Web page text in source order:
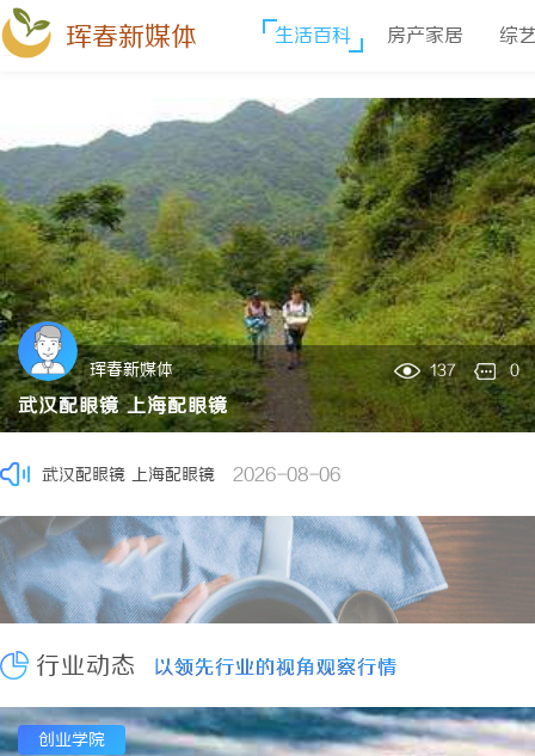
珲春新媒体 生活百科 房产家居 综
珲春新媒体 137 0
武汉配眼镜 上海配眼镜
深入解析The Row品牌：奢华时尚的典范与设计哲学
2026-
武汉配眼镜 上海配眼镜
2026-08-07
探索The Row：奢华极简主义时尚品牌的崛起与魅力解析
星星影院：打造城市文化娱乐新地标的璀璨明珠
2026-08-07
揭秘免费看电影的多种途径及注意事项详解
2026-08-07
轨道影院：开启未来观影体验的新纪元
2026-08-07
长寿实木门：打造温馨家居环境的理想之选
2026-08-07
武汉配眼镜 上海配眼镜
2026-08-06
探秘在线影院的崛起与未来发展趋势分析
2026-08-07
深入解析The Row品牌：奢华时尚的典范与设计哲学
武汉配眼镜 上海配眼镜
2026-08-07
行业动态 以领先行业的视角观察行情
以领先行业的视角观察行情
创业学院